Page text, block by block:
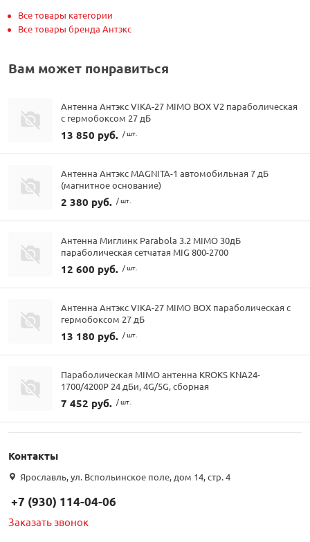
Все товары категории
Все товары бренда Антэкс
Вам может понравиться
Антенна Антэкс VIKA-27 MIMO BOX V2 параболическая
с гермобоксом 27 дБ
13 850 руб. / шт.
Антенна Антэкс MAGNITA-1 автомобильная 7 дБ
(магнитное основание)
2 380 руб. / шт.
Антенна Миглинк Parabola 3.2 MIMO 30дБ
параболическая сетчатая MIG 800-2700
12 600 руб. / шт.
Антенна Антэкс VIKA-27 MIMO BOX параболическая с
гермобоксом 27 дБ
13 180 руб. / шт.
Параболическая MIMO антенна KROKS KNA24-
1700/4200P 24 дБи, 4G/5G, сборная
7 452 руб. / шт.
Контакты
Ярославль, ул. Вспольинское поле, дом 14, стр. 4
+7 (930) 114-04-06
Заказать звонок